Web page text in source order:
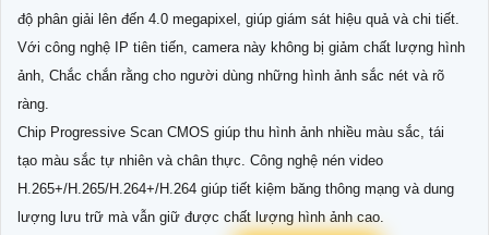
độ phân giải lên đến 4.0 megapixel, giúp giám sát hiệu quả và chi tiết.
Với công nghệ IP tiên tiến, camera này không bị giảm chất lượng hình
ảnh, Chắc chắn rằng cho người dùng những hình ảnh sắc nét và rõ
ràng.
Chip Progressive Scan CMOS giúp thu hình ảnh nhiều màu sắc, tái
tạo màu sắc tự nhiên và chân thực. Công nghệ nén video
H.265+/H.265/H.264+/H.264 giúp tiết kiệm băng thông mạng và dung
lượng lưu trữ mà vẫn giữ được chất lượng hình ảnh cao.